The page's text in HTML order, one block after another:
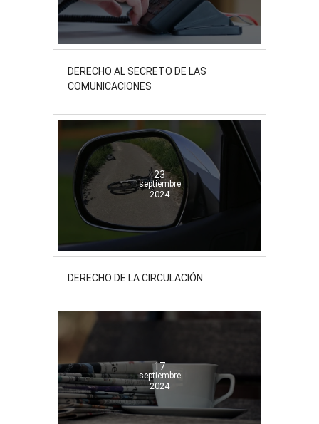
DERECHO AL SECRETO DE LAS
COMUNICACIONES
23
septiembre
2024
DERECHO DE LA CIRCULACIÓN
17
septiembre
2024